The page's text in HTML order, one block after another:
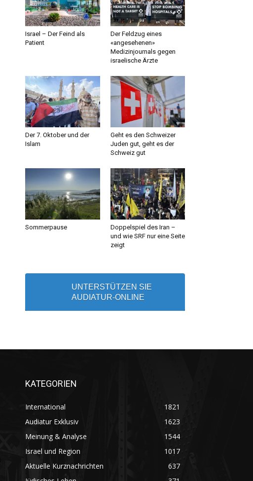
Israel – Der Feind als
Patient
Der Feldzug eines
«angesehenen»
Medizinjournals gegen
israelische Ärzte
Der 7. Oktober und der
Islam
Geht es den Schweizer
Juden gut, geht es der
Schweiz gut
Sommerpause
Doppelspiel des Iran –
und wie SRF nur eine Seite
zeigt
UNTERSTÜTZEN SIE
AUDIATUR-ONLINE
KATEGORIEN
International
1821
Audiatur Exklusiv
1623
Meinung & Analyse
1544
Israel und Region
1017
Aktuelle Kurznachrichten
637